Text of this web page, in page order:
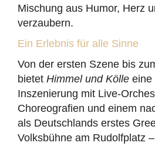
Mischung aus Humor, Herz
verzaubern.
Ein Erlebnis für alle Sinne
Von der ersten Szene bis
bietet Himmel und Kölle eine
Inszenierung mit Live-
Choreografien und einem
als Deutschlands erstes
Volksbühne am Rudolfplatz